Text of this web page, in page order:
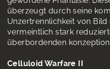
überzeugt durch seine
Unzertrennlichkeit von
vermeintlich stark
überbordenden
Celluloid Warfare II